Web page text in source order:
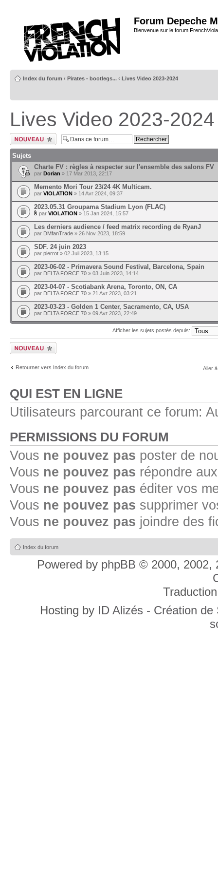
Forum Depeche
Bienvenue sur le forum
Index du forum ‹ Pirates - bootlegs... ‹ Lives Video 2023-2024
Lives Video 2023-2024
Ecrire un nouveau
sujet
Sujets
Charte FV : règles à respecter sur l'ensemble des salons FV
par Dorian » 17 Mar 2013, 22:17
Memento Mori Tour 23/24 4K Multicam.
par VIOLATION » 14 Avr 2024, 09:37
2023.05.31 Groupama Stadium Lyon (FLAC)
par VIOLATION » 15 Jan 2024, 15:57
Les derniers audience / feed matrix recording de RyanJ
par DMfanTrade » 26 Nov 2023, 18:59
SDF. 24 juin 2023
par pierrot » 02 Juil 2023, 13:15
2023-06-02 - Primavera Sound Festival, Barcelona, Spain
par DELTA FORCE 70 » 03 Juin 2023, 14:14
2023-04-07 - Scotiabank Arena, Toronto, ON, CA
par DELTA FORCE 70 » 21 Avr 2023, 03:21
2023-03-23 - Golden 1 Center, Sacramento, CA, USA
par DELTA FORCE 70 » 09 Avr 2023, 22:49
Afficher les sujets postés depuis:
Ecrire un nouveau
sujet
Retourner vers Index du forum Aller
QUI EST EN LIGNE
Utilisateurs parcourant ce forum:
PERMISSIONS DU FORUM
Vous ne pouvez pas poster de
Vous ne pouvez pas répondre
Vous ne pouvez pas éditer vos
Vous ne pouvez pas supprimer
Vous ne pouvez pas joindre des
Index du forum
Powered by phpBB © 2000, 2002,
Hosting by ID Alizés - Création